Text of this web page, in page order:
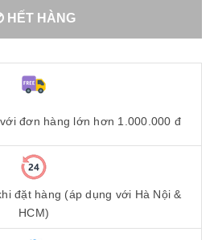
HẾT HÀNG
đơn hàng lớn hơn 1.000.000 đ
đặt hàng (áp dụng với Hà Nội &
HCM)